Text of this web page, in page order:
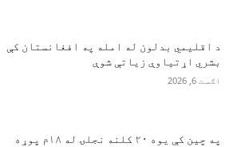
د اقلیمي بدلون له امله په افغانستان کې
بشري اړتیاوې زیاتې شوې
اګست 6, 2026
په چین کې یوه ۲۰ کلنه نجلۍ له ۱۸م پوړه